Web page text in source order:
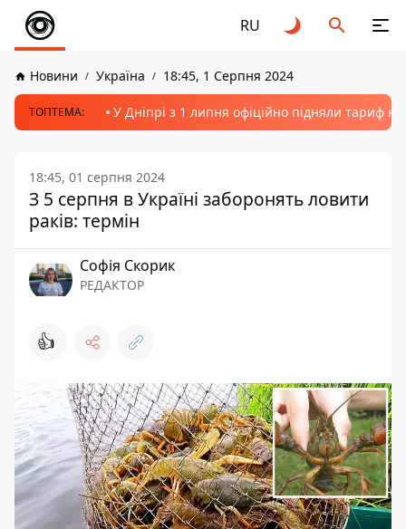
RU
Новини Україна 18:45, 1 Серпня 2024
ТОПТЕМА: У Дніпрі з 1 липня офіційно підняли тариф
18:45, 01 серпня 2024
З 5 серпня в Україні заборонять ловити
раків: термін
Софія Скорик
РЕДАКТОР
👍